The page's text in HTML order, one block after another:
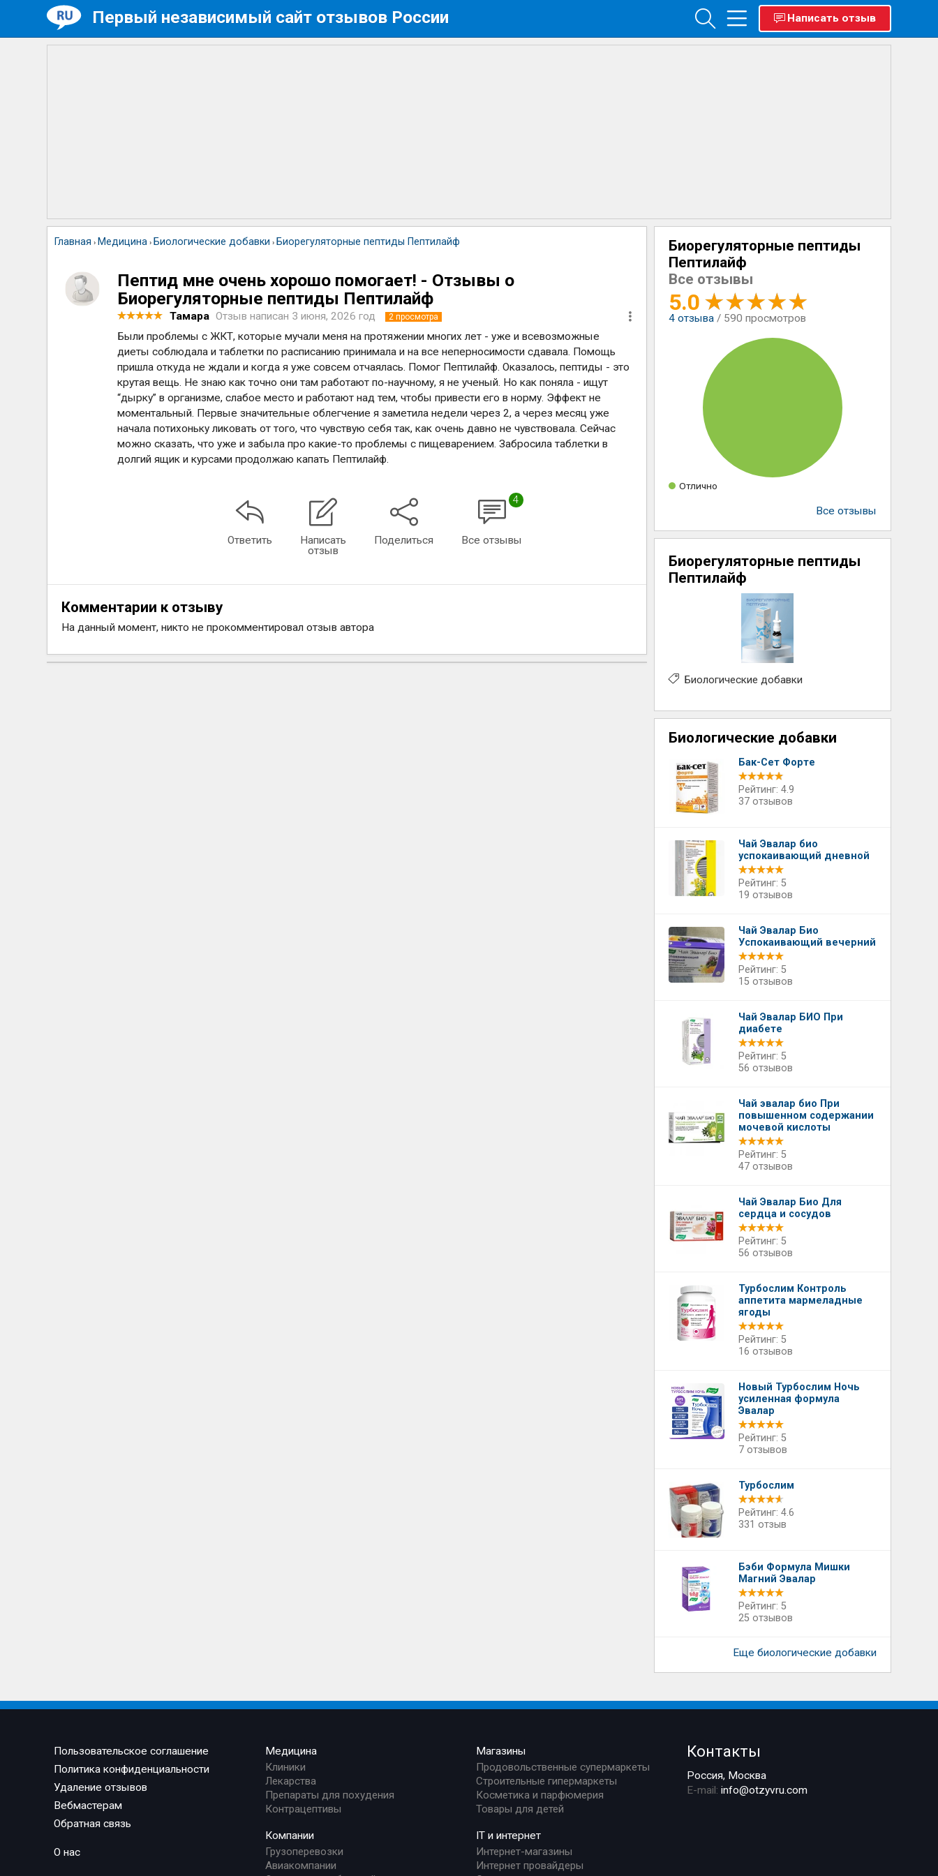
Первый независимый сайт отзывов России Написать отзыв
Главная › Медицина › Биологические добавки › Биорегуляторные пептиды Пептилайф
Пептид мне очень хорошо помогает! - Отзывы о
Биорегуляторные пептиды Пептилайф
Тамара Отзыв написан 3 июня, 2026 год 2 просмотра
Были проблемы с ЖКТ, которые мучали меня на протяжении многих лет - уже и всевозможные
диеты соблюдала и таблетки по расписанию принимала и на все неперносимости сдавала. Помощь
пришла откуда не ждали и когда я уже совсем отчаялась. Помог Пептилайф. Оказалось, пептиды - это
крутая вещь. Не знаю как точно они там работают по-научному, я не ученый. Но как поняла - ищут
“дырку” в организме, слабое место и работают над тем, чтобы привести его в норму. Эффект не
моментальный. Первые значительные облегчение я заметила недели через 2, а через месяц уже
начала потихоньку ликовать от того, что чувствую себя так, как очень давно не чувствовала. Сейчас
можно сказать, что уже и забыла про какие-то проблемы с пищеварением. Забросила таблетки в
долгий ящик и курсами продолжаю капать Пептилайф.
Ответить
Написать
отзыв
Поделиться
4
Все отзывы
Комментарии к отзыву
На данный момент, никто не прокомментировал отзыв автора
Биорегуляторные пептиды
Пептилайф
Все отзывы
5.0
4отзыва / 590 просмотров
Отлично
Все отзывы
Биорегуляторные пептиды
Пептилайф
Биологические добавки
Биологические добавки
Бак-Сет Форте
Рейтинг: 4.9
37 отзывов
Чай Эвалар био
успокаивающий дневной
Рейтинг: 5
19 отзывов
Чай Эвалар Био
Успокаивающий вечерний
Рейтинг: 5
15 отзывов
Чай Эвалар БИО При
диабете
Рейтинг: 5
56 отзывов
Чай эвалар био При
повышенном содержании
мочевой кислоты
Рейтинг: 5
47 отзывов
Чай Эвалар Био Для
сердца и сосудов
Рейтинг: 5
56 отзывов
Турбослим Контроль
аппетита мармеладные
ягоды
Рейтинг: 5
16 отзывов
Новый Турбослим Ночь
усиленная формула
Эвалар
Рейтинг: 5
7 отзывов
Турбослим
Рейтинг: 4.6
331 отзыв
Бэби Формула Мишки
Магний Эвалар
Рейтинг: 5
25 отзывов
Еще биологические добавки
Пользовательское соглашение
Политика конфиденциальности
Удаление отзывов
Вебмастерам
Обратная связь
О нас
Медицина
Клиники
Лекарства
Препараты для похудения
Контрацептивы
Компании
Грузоперевозки
Авиакомпании
Магазины
Продовольственные супермаркеты
Строительные гипермаркеты
Косметика и парфюмерия
Товары для детей
IT и интернет
Интернет-магазины
Интернет провайдеры
Контакты
Россия, Москва
E-mail:info@otzyvru.com